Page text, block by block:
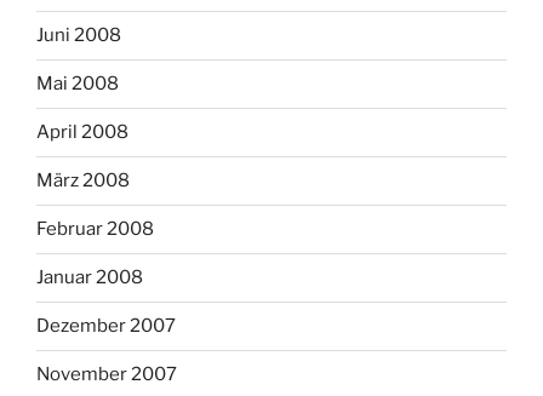
Juni 2008
Mai 2008
April 2008
März 2008
Februar 2008
Januar 2008
Dezember 2007
November 2007